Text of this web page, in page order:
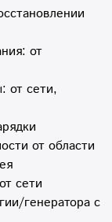
от
от сети,
от области
сети
генератора с